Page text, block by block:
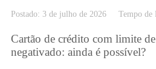
Postado: 3 de julho de 2026 Tempo de
Cartão de crédito com limite
negativado: ainda é possível?